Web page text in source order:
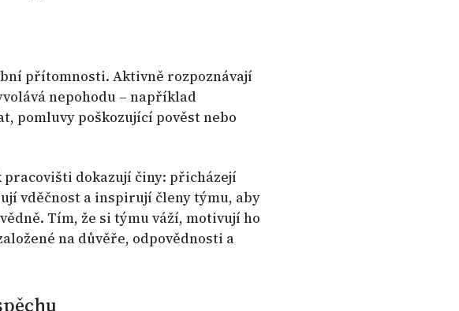
přítomnosti. Aktivně rozpoznávají
nepohodu – například
pomluvy poškozující pověst nebo
dokazují činy: přicházejí
vděčnost a inspirují členy týmu, aby
Tím, že si týmu váží, motivují ho
na důvěře, odpovědnosti a